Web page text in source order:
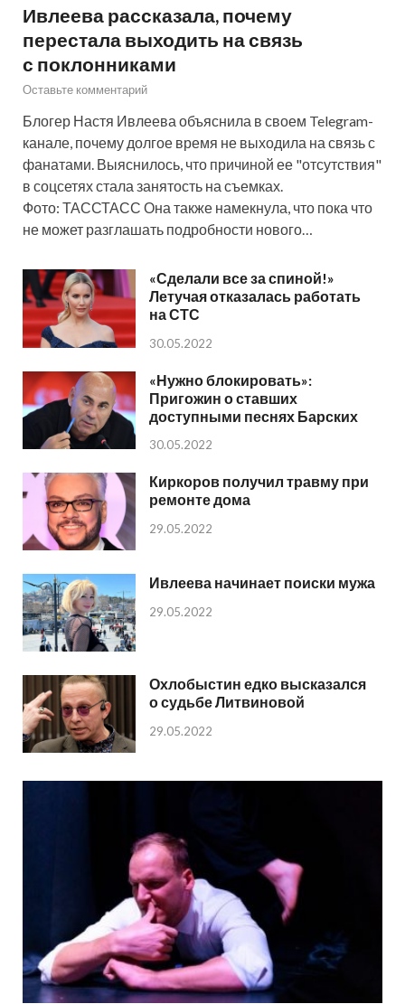
Ивлеева рассказала, почему
перестала выходить на связь
с поклонниками
Оставьте комментарий
Блогер Настя Ивлеева объяснила в своем Telegram-
канале, почему долгое время не выходила на связь с
фанатами. Выяснилось, что причиной ее "отсутствия"
в соцсетях стала занятость на съемках.
Фото: ТАССТАСС Она также намекнула, что пока что
не может разглашать подробности нового…
«Сделали все за спиной!»
Летучая отказалась работать
на СТС
30.05.2022
«Нужно блокировать»:
Пригожин о ставших
доступными песнях Барских
30.05.2022
Киркоров получил травму при
ремонте дома
29.05.2022
Ивлеева начинает поиски мужа
29.05.2022
Охлобыстин едко высказался
о судьбе Литвиновой
29.05.2022